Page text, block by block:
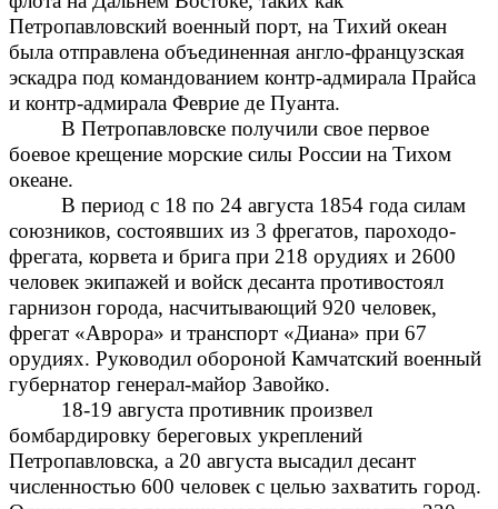
Петропавловский военный порт, на Тихий океан
была отправлена объединенная англо-французская
эскадра под командованием контр-адмирала Прайса
и контр-адмирала Феврие де Пуанта.
В Петропавловске получили свое первое
боевое крещение морские силы России на Тихом
океане.
В период с 18 по 24 августа 1854 года силам
союзников, состоявших из 3 фрегатов, пароходо-
фрегата, корвета и брига при 218 орудиях и 2600
человек экипажей и войск десанта противостоял
гарнизон города, насчитывающий 920 человек,
фрегат «Аврора» и транспорт «Диана» при 67
орудиях. Руководил обороной Камчатский военный
губернатор генерал-майор Завойко.
18-19 августа противник произвел
бомбардировку береговых укреплений
Петропавловска, а 20 августа высадил десант
численностью 600 человек с целью захватить город.